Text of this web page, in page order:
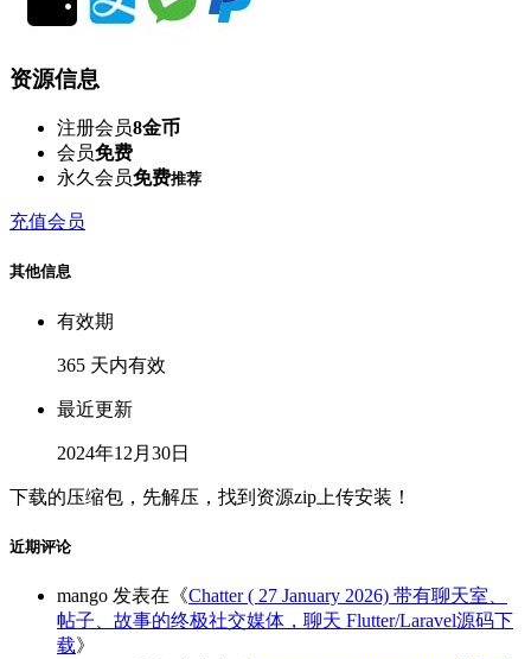
资源信息
注册会员8金币
会员免费
永久会员免费推荐
充值会员
其他信息
有效期
365 天内有效
最近更新
2024年12月30日
下载的压缩包，先解压，找到资源zip上传安装！
近期评论
mango 发表在《Chatter ( 27 January 2026) 带有聊天室、
帖子、故事的终极社交媒体，聊天 Flutter/Laravel源码下
载》